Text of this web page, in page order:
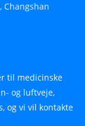
Changshan
til medicinske
og luftveje,
og vi vil kontakte